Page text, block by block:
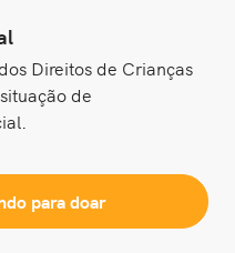
Direitos de Crianças
de
para doar